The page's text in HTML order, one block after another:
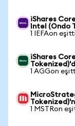
iShares
Intel (Ondo
1 IEFAon
iShares
1 AGGon
1 MSTRon